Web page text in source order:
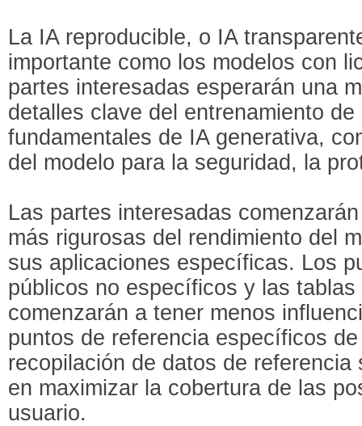
La IA reproducible, o IA
importante como los modelos con
partes interesadas esperarán una
detalles clave del entrenamiento
fundamentales de IA generativa,
del modelo para la seguridad, la
Las partes interesadas
más rigurosas del rendimiento del
sus aplicaciones específicas. Los
públicos no específicos y las
comenzarán a tener menos
puntos de referencia específicos
recopilación de datos de
en maximizar la cobertura de las
usuario.